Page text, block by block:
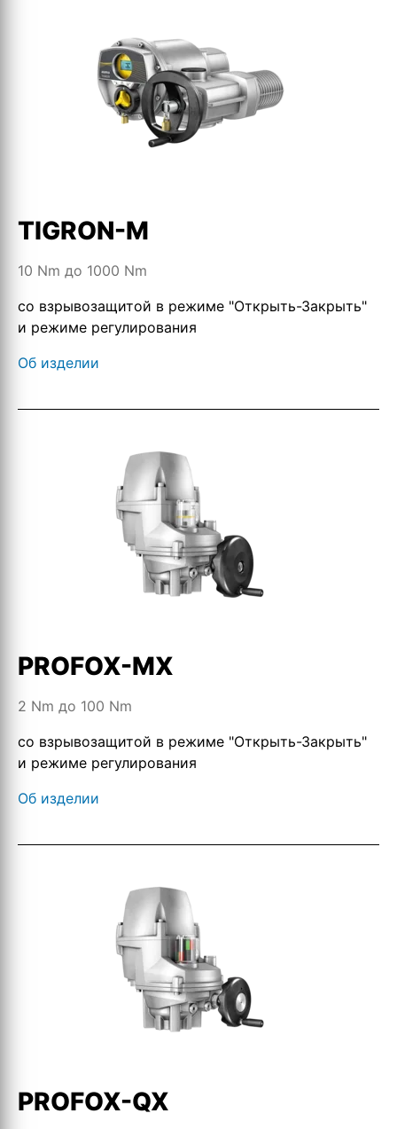
TIGRON-M
10 Nm до 1000 Nm
со взрывозащитой в режиме "Открыть-Закрыть"
и режиме регулирования
Об изделии
PROFOX-MX
2 Nm до 100 Nm
со взрывозащитой в режиме "Открыть-Закрыть"
и режиме регулирования
Об изделии
PROFOX-QX